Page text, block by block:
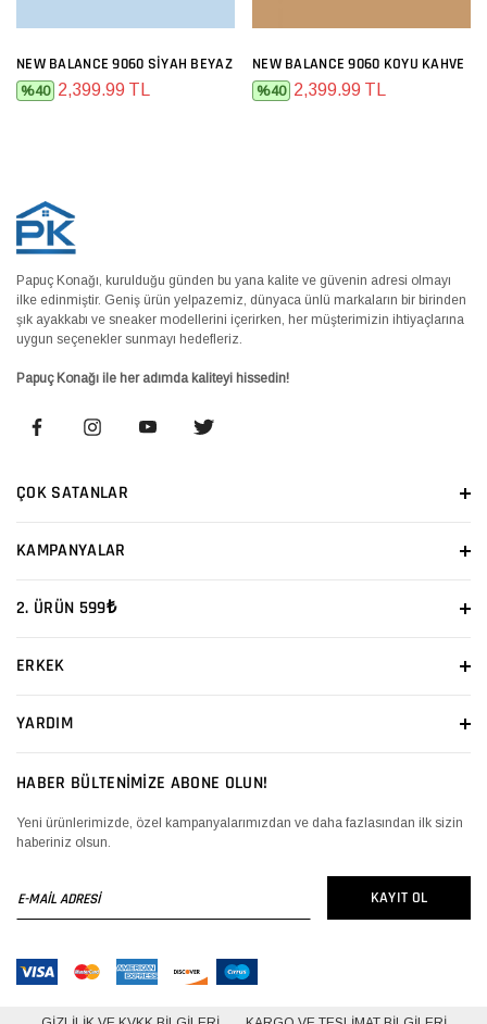
NEW BALANCE 9060 SIYAH BEYAZ
%40 2,399.99 TL
NEW BALANCE 9060 KOYU KAHVE
%40 2,399.99 TL
Papuç Konağı, kurulduğu günden bu yana kalite ve güvenin adresi olmayı
ilke edinmiştir. Geniş ürün yelpazemiz, dünyaca ünlü markaların bir birinden
şık ayakkabı ve sneaker modellerini içerirken, her müşterimizin ihtiyaçlarına
uygun seçenekler sunmayı hedefleriz.
Papuç Konağı ile her adımda kaliteyi hissedin!
ÇOK SATANLAR
KAMPANYALAR
2. ÜRÜN 599₺
ERKEK
YARDIM
HABER BÜLTENİMİZE ABONE OLUN!
Yeni ürünlerimizde, özel kampanyalarımızdan ve daha fazlasından ilk sizin
haberiniz olsun.
MAİL
KAYIT OL